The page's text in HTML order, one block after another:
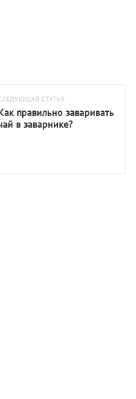
СТАТЬЯ
правильно заваривать
в заварнике?